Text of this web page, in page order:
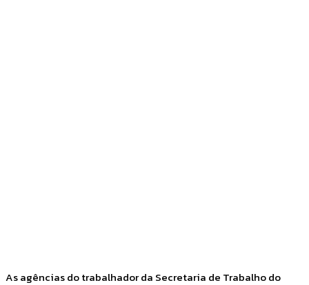
As agências do trabalhador da Secretaria de Trabalho do